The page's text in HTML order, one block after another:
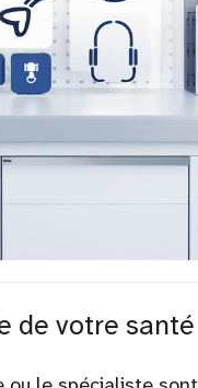
de votre santé